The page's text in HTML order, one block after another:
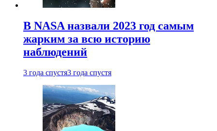
В NASA назвали 2023 год самым
жарким за всю историю
наблюдений
3 года спустя3 года спустя